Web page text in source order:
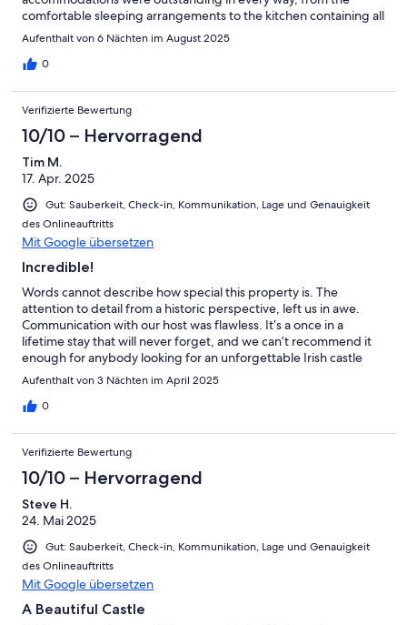
comfortable sleeping arrangements to the kitchen containing all
amenities. The host was responsive and fulfilled every request.
The grounds were spacious with a sense of privacy. I would
highly recommend reserving this property for your Ireland
Aufenthalt von 6 Nächten im August 2025
0
Verifizierte Bewertung
10/10 – Hervorragend
Tim M.
17. Apr. 2025
Gut: Sauberkeit, Check-in, Kommunikation, Lage und Genauigkeit
des Onlineauftritts
Mit Google übersetzen
Incredible!
Words cannot describe how special this property is. The
attention to detail from a historic perspective, left us in awe.
Communication with our host was flawless. It’s a once in a
lifetime stay that will never forget, and we can’t recommend it
enough for anybody looking for an unforgettable Irish castle
experience!
Aufenthalt von 3 Nächten im April 2025
0
Verifizierte Bewertung
10/10 – Hervorragend
Steve H.
24. Mai 2025
Gut: Sauberkeit, Check-in, Kommunikation, Lage und Genauigkeit
des Onlineauftritts
Mit Google übersetzen
A Beautiful Castle